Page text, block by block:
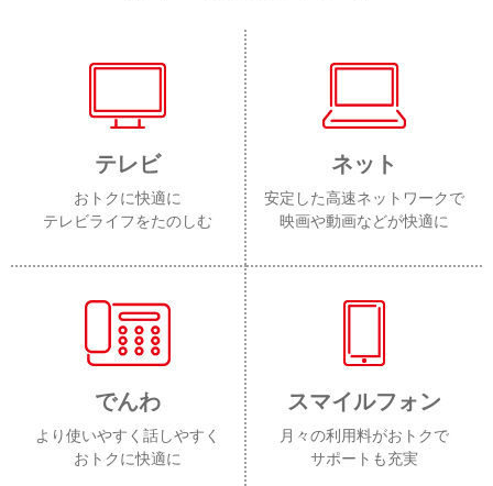
テレビ
おトクに快適に
テレビライフをたのしむ
ネット
安定した高速ネットワークで
映画や動画などが快適に
でんわ
より使いやすく話しやすく
おトクに快適に
スマイルフォン
月々の利用料がおトクで
サポートも充実